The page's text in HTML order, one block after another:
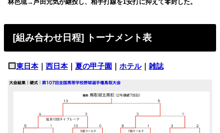
林芭琉→芦田元気が継投し、相手打線を1安打に抑えて零封した。
[組み合わせ日程] トーナメント表
東日本｜西日本｜夏の甲子園 ｜ホテル｜雑誌